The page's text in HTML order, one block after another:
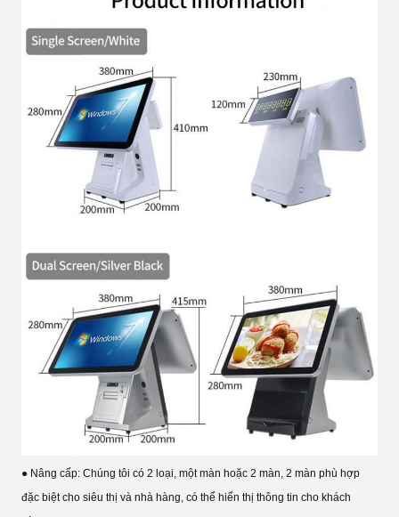
● Nâng cấp: Chúng tôi có 2 loại, một màn hoặc 2 màn, 2 màn phù hợp
đặc biệt cho siêu thị và nhà hàng, có thể hiển thị thông tin cho khách